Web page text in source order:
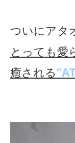
ついにアタ
とっても愛
癒される